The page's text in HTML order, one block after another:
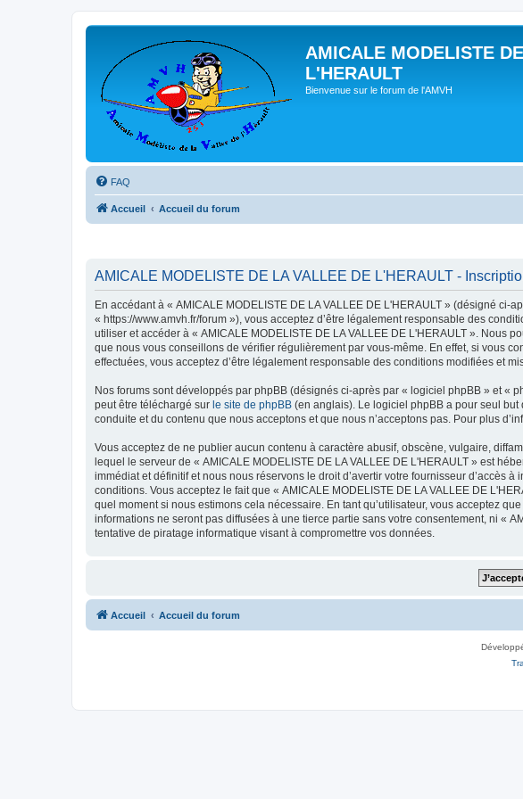
AMICALE MODELISTE
L'HERAULT
Bienvenue sur le forum de l'AMVH
FAQ
Accueil Accueil du forum
AMICALE MODELISTE DE LA VALLEE DE L'HERAULT -
En accédant à « AMICALE MODELISTE DE LA VALLEE DE L'HERAULT » (désigné ci-
« https://www.amvh.fr/forum »), vous acceptez d’être légalement responsable des
utiliser et accéder à « AMICALE MODELISTE DE LA VALLEE DE L'HERAULT ». Nous
que nous vous conseillons de vérifier régulièrement par vous-même. En effet, si vous
effectuées, vous acceptez d’être légalement responsable des conditions modifiées et
Nos forums sont développés par phpBB (désignés ci-après par « logiciel phpBB » et «
peut être téléchargé sur le site de phpBB (en anglais). Le logiciel phpBB a pour seul
conduite et du contenu que nous acceptons et que nous n’acceptons pas. Pour plus
Vous acceptez de ne publier aucun contenu à caractère abusif, obscène, vulgaire,
lequel le serveur de « AMICALE MODELISTE DE LA VALLEE DE L'HERAULT » est
immédiat et définitif et nous nous réservons le droit d’avertir votre fournisseur d’accès
conditions. Vous acceptez le fait que « AMICALE MODELISTE DE LA VALLEE DE
quel moment si nous estimons cela nécessaire. En tant qu’utilisateur, vous acceptez
informations ne seront pas diffusées à une tierce partie sans votre consentement, ni «
tentative de piratage informatique visant à compromettre vos données.
Accueil Accueil du forum